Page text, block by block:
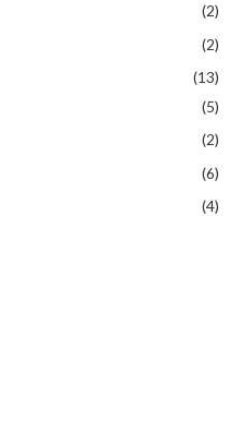
(2)
(2)
(13)
(5)
(2)
(6)
(4)